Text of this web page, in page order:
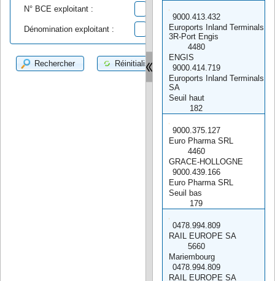
N° BCE exploitant :
Dénomination exploitant :
Rechercher Réinitialiser
9000.413.432
Euroports Inland Terminals
3R-Port Engis
4480
ENGIS
9000.414.719
Euroports Inland Terminals
SA
Seuil haut
182
9000.375.127
Euro Pharma SRL
4460
GRACE-HOLLOGNE
9000.439.166
Euro Pharma SRL
Seuil bas
179
0478.994.809
RAIL EUROPE SA
5660
Mariembourg
0478.994.809
RAIL EUROPE SA